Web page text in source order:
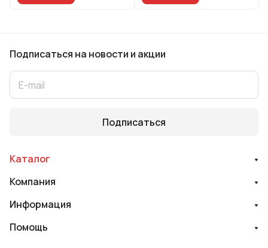
Подписаться на новости и акции
Подписаться
Каталог
Компания
Информация
Помощь